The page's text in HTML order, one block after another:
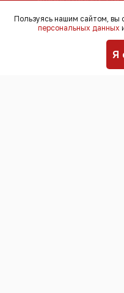
вчерашнего
еще не
Так, четыре
Пользуясь нашим сайтом, вы
персональных данных
Я